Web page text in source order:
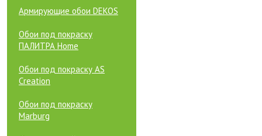
Армирующие обои DEKOS
Обои под покраску
ПАЛИТРА Home
Обои под покраску AS
Creation
Обои под покраску
Marburg